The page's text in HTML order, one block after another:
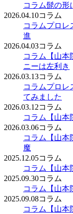
コラム髭の形
2026.04.10コラム
コラムプロレ
進
2026.04.03コラム
コラム
【山
ニーは左利き
2026.03.13コラム
コラムプロレ
てみました
2026.03.12コラム
コラム
【山
2026.03.06コラム
コラム
【山
魔
2025.12.05コラム
コラム
【山
2025.09.30コラム
コラム
【山
2025.09.08コラム
コラム
【山